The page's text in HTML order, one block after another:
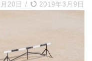
20日 / 2019年3月9日